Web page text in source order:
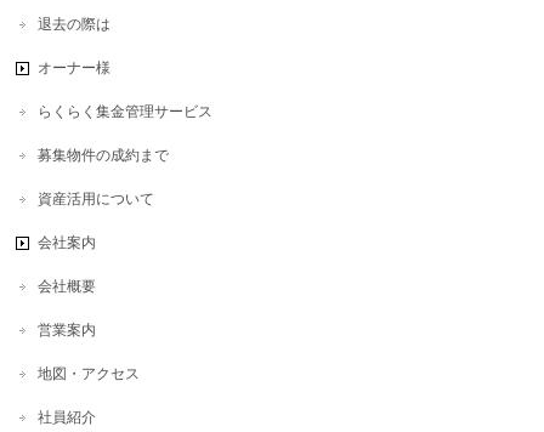
退去の際は
オーナー様
らくらく集金管理サービス
募集物件の成約まで
資産活用について
会社案内
会社概要
営業案内
地図・アクセス
社員紹介